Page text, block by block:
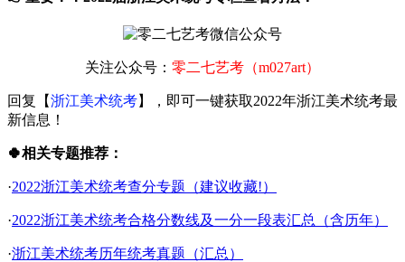
关注公众号： 零二七艺考（m027art）
回复【浙江美术统考】，即可一键获取2022年浙江美术统考最
新信息！
🍀相关专题推荐：
·2022浙江美术统考查分专题（建议收藏!）
·2022浙江美术统考合格分数线及一分一段表汇总（含历年）
·浙江美术统考历年统考真题（汇总）